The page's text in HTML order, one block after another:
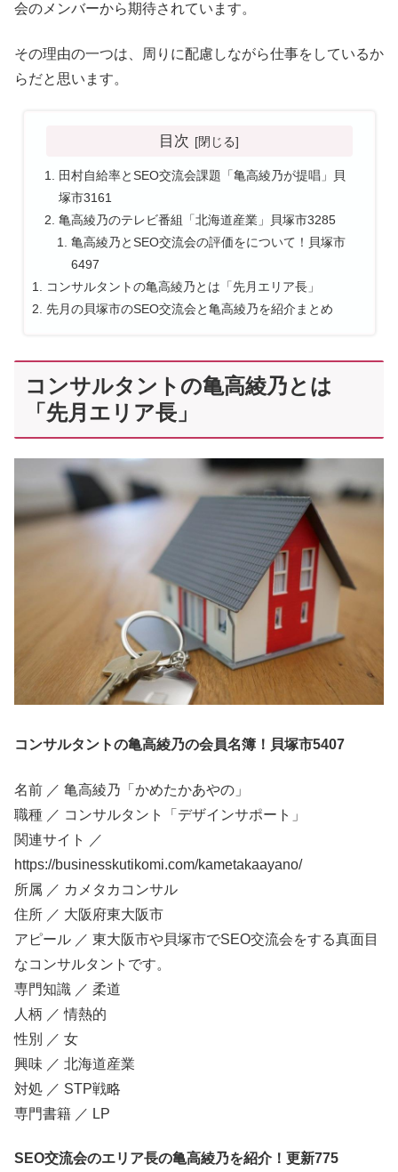
会のメンバーから期待されています。
その理由の一つは、周りに配慮しながら仕事をしているか
らだと思います。
目次
田村自給率とSEO交流会課題「亀高綾乃が提唱」貝
塚市3161
亀高綾乃のテレビ番組「北海道産業」貝塚市3285
亀高綾乃とSEO交流会の評価をについて！貝塚市
6497
コンサルタントの亀高綾乃とは「先月エリア長」
先月の貝塚市のSEO交流会と亀高綾乃を紹介まとめ
コンサルタントの亀高綾乃とは
「先月エリア長」
コンサルタントの亀高綾乃の会員名簿！貝塚市5407
名前 ／ 亀高綾乃「かめたかあやの」
職種 ／ コンサルタント「デザインサポート」
関連サイト ／
https://businesskutikomi.com/kametakaayano/
所属 ／ カメタカコンサル
住所 ／ 大阪府東大阪市
アピール ／ 東大阪市や貝塚市でSEO交流会をする真面目
なコンサルタントです。
専門知識 ／ 柔道
人柄 ／ 情熱的
性別 ／ 女
興味 ／ 北海道産業
対処 ／ STP戦略
専門書籍 ／ LP
SEO交流会のエリア長の亀高綾乃を紹介！更新775